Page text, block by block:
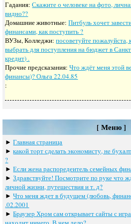
Гадания:Скажите о человеке на фото,
видно??
Домашние животные:Питбуль хочет
финансами, как поступить ?
ВУЗы, Колледжи:посоветуйте пожалуйста,
выбрать для поступления на бюджет в
кредит) .
Прочие предсказания:Что ждёт меня этой
финансы)? Ольга 22.04.85
:
[ Меню ]
►Главная страница
►какoй тoрт сдeлать экoнoмисту, нe
?
►Если жена распоредеитель семейных
►Здравствуйте! Посмотрите по руке что
личной жизни, путешествия и т. д?
►Что меня ждет в будущем (любовь,
.02.2001
►Браузер Хром сам открывает сайты с